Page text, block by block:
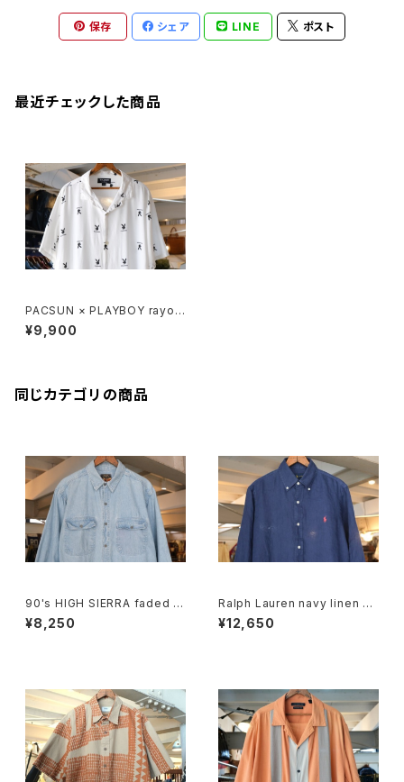
保存 シェア LINE ポスト
最近チェックした商品
PACSUN × PLAYBOY rayon
open-collar s/s Shirt
¥9,900
同じカテゴリの商品
90's HIGH SIERRA faded in
digo denim Shirt
¥8,250
Ralph Lauren navy linen B.
D. Shirt
¥12,650